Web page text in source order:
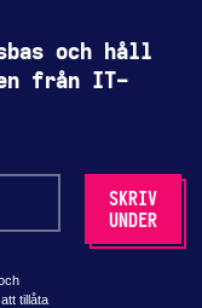
och håll
från IT-
tillåta